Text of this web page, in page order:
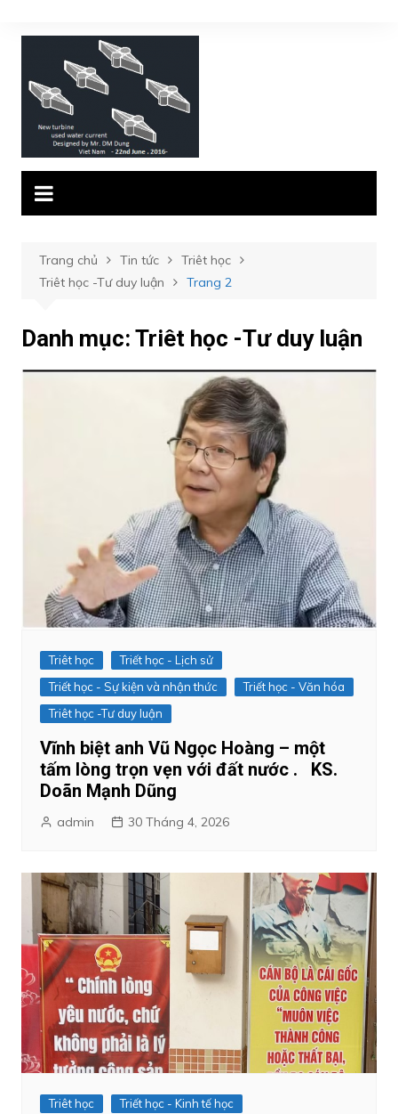
đến
Trang chủ Tin tức
Triêt học
Triêt học -Tư duy luận
Trang 2
Danh mục: Triêt học -Tư duy luận
Triêt học
Triết học - Lịch sử
Triết học - Sự kiện và nhận thức
Triết học - Văn hóa
Triêt học -Tư duy luận
Vĩnh biệt anh Vũ Ngọc Hoàng – một
tấm lòng trọn vẹn với đất nước . KS.
Doãn Mạnh Dũng
admin 30 Tháng 4, 2026
Triêt học
Triết học - Kinh tế học